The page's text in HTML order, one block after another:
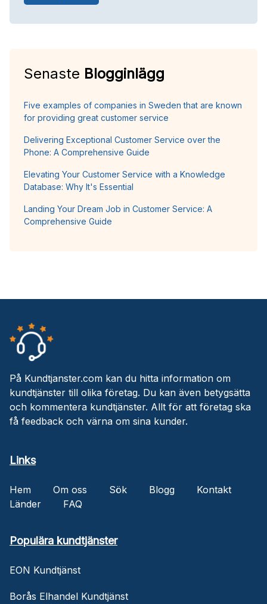
Senaste Blogginlägg
Five examples of companies in Sweden that are known
for providing great customer service
Delivering Exceptional Customer Service over the
Phone: A Comprehensive Guide
Elevating Your Customer Service with a Knowledge
Database: Why It's Essential
Landing Your Dream Job in Customer Service: A
Comprehensive Guide
På Kundtjanster.com kan du hitta information om
kundtjänster till olika företag. Du kan även betygsätta
och kommentera kundtjänster. Allt för att företag ska
få feedback och värna om sina kunder.
Links
Hem Om oss Sök Blogg
Kontakt
Länder
FAQ
Populära kundtjänster
EON Kundtjänst
Borås Elhandel Kundtjänst